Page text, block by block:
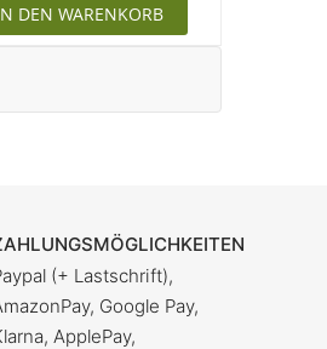
DEN WARENKORB
(+ Lastschrift),
Google Pay,
ApplePay,